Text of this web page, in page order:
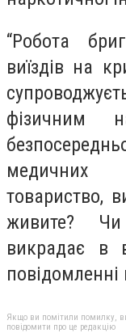
“Робота
виїздів на
фізичним
медичних
товариство,
живите?
викрадає в
повідомленні
Якщо ви помітили помилку,
повідомити про це редакцію